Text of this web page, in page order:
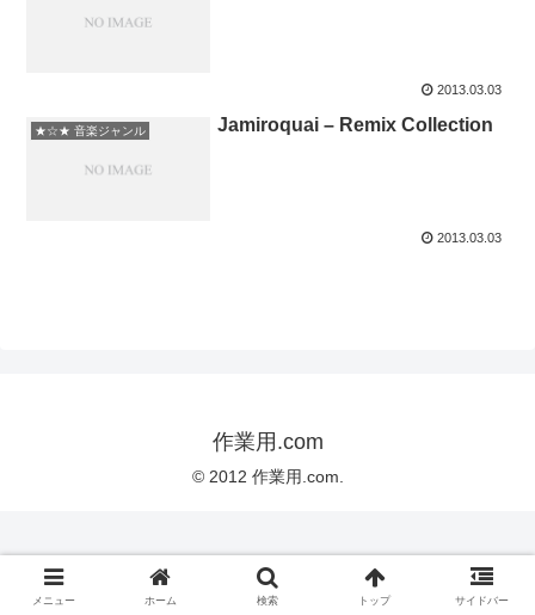
2013.03.03
★☆★ 音楽ジャンル Jamiroquai – Remix Collection
2013.03.03
作業用.com
© 2012 作業用.com.
メニュー ホーム 検索 トップ サイドバー